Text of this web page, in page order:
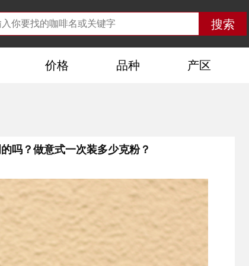
价格 品种 产区
吗？做意式一次装多少克粉？